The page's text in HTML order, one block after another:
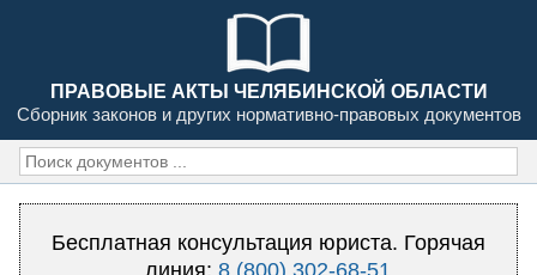
ПРАВОВЫЕ АКТЫ ЧЕЛЯБИНСКОЙ ОБЛАСТИ
Сборник законов и других нормативно-правовых документов
Бесплатная консультация юриста. Горячая
линия:8 (800) 302-68-51